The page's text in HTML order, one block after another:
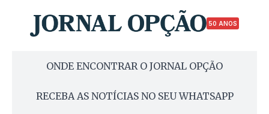
50 ANOS
ONDE ENCONTRAR O JORNAL OPÇÃO
RECEBA AS NOTÍCIAS NO SEU WHATSAPP